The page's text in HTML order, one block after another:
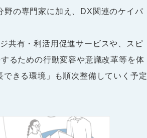
野の専門家に加え、DX関連のケイパ
共有・利活用促進サービスや、スピ
るための行動変容や意識改革等を体
きる環境」も順次整備していく予定